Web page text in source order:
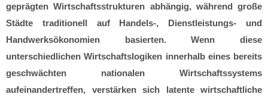
geprägten Wirtschaftsstrukturen abhängig, während große
Städte traditionell auf Handels-, Dienstleistungs- und
Handwerksökonomien basierten. Wenn diese
unterschiedlichen Wirtschaftslogiken innerhalb eines bereits
geschwächten nationalen Wirtschaftssystems
aufeinandertreffen, verstärken sich latente wirtschaftliche